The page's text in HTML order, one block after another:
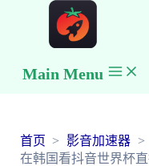
Main Menu
首页
影音加速器
在韩国看抖音世界杯